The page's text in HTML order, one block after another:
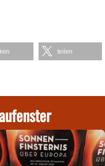
teilen